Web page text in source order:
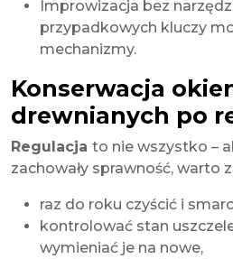
Improwizacja bez
przypadkowych kluczy
mechanizmy.
Konserwacja
drewnianych po
Regulacja to nie wszystko –
zachowały sprawność, warto
raz do roku czyścić i
kontrolować stan
wymieniać je na nowe,